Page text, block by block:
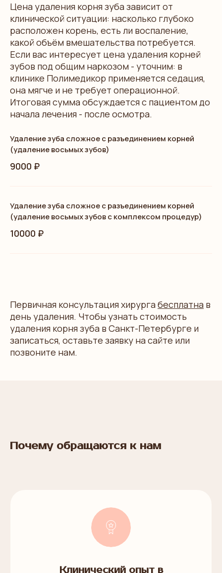
Цена удаления корня зуба зависит от
клинической ситуации: насколько глубоко
расположен корень, есть ли воспаление,
какой объём вмешательства потребуется.
Если вас интересует цена удаления корней
зубов под общим наркозом - уточним: в
клинике Полимедикор применяется седация,
она мягче и не требует операционной.
Итоговая сумма обсуждается с пациентом до
начала лечения - после осмотра.
Удаление зуба сложное с разъединением корней
(удаление восьмых зубов)
9000 ₽
Удаление зуба сложное с разъединением корней
(удаление восьмых зубов с комплексом процедур)
10000 ₽
Первичная консультация хирургабесплатна в
день удаления. Чтобы узнать стоимость
удаления корня зуба в Санкт-Петербурге и
записаться, оставьте заявку на сайте или
позвоните нам.
Почему обращаются к нам
Клинический опыт в